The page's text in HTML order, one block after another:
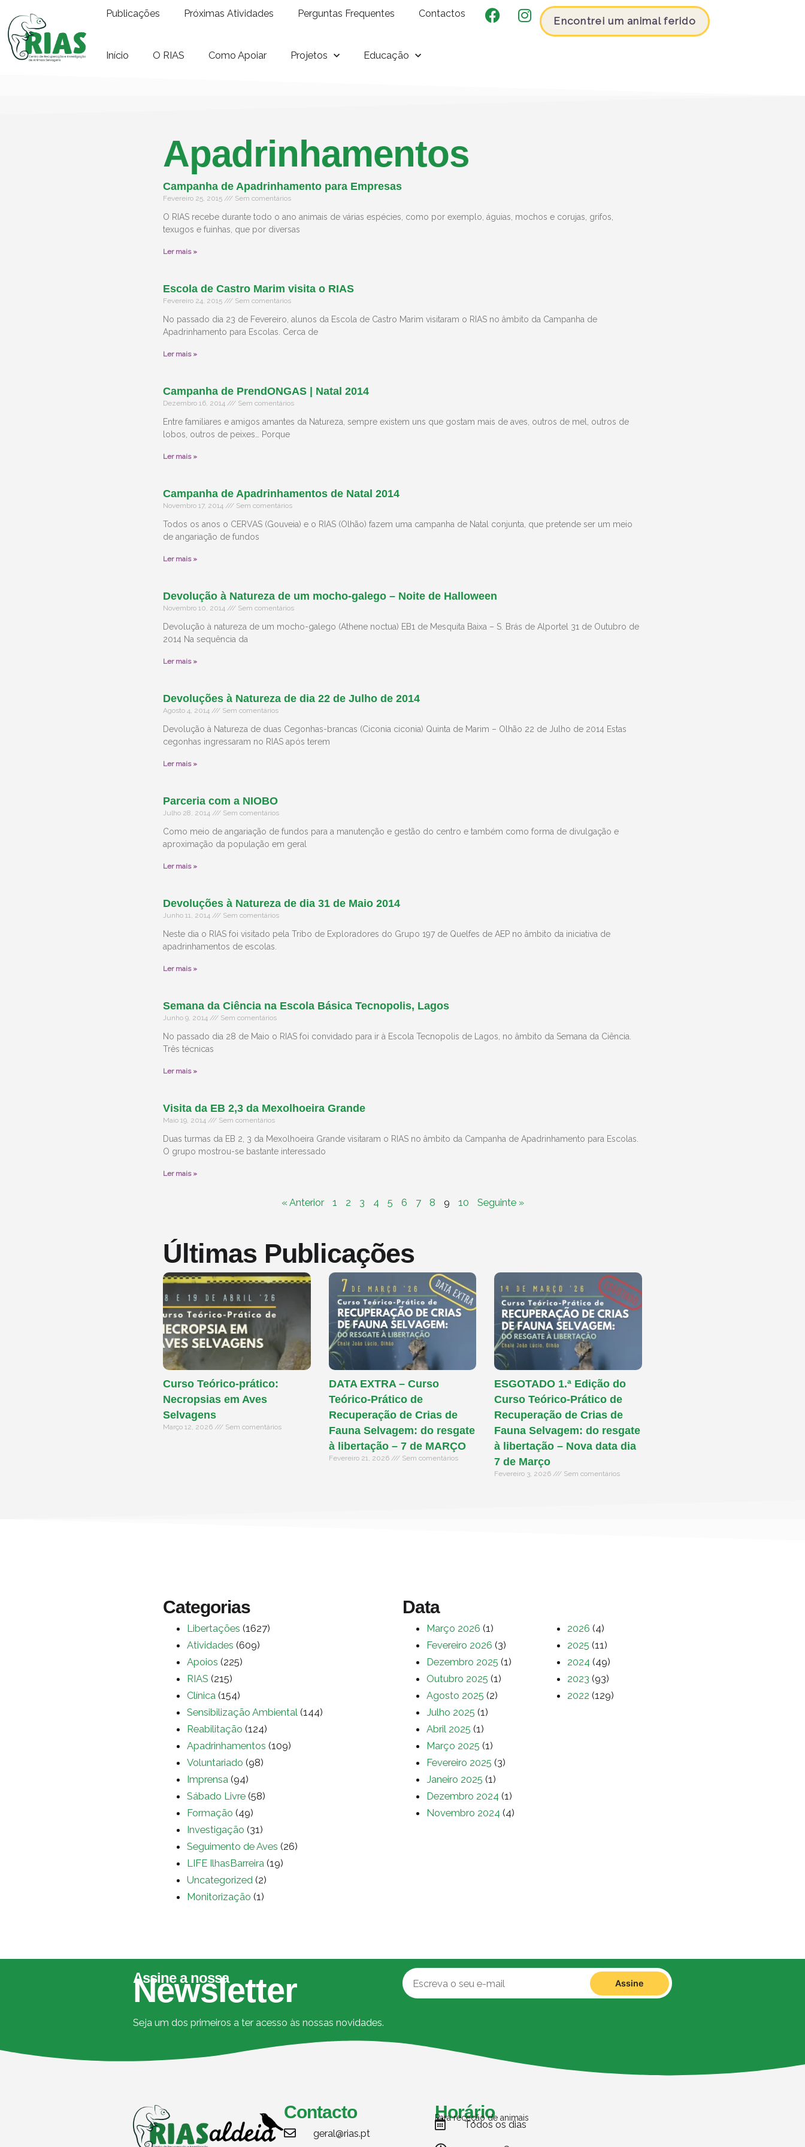
Publicações Próximas Atividades Perguntas Frequentes Contactos
Encontrei um animal ferido
Início O RIAS Como Apoiar Projetos Educação
Apadrinhamentos
Campanha de Apadrinhamento para Empresas
Fevereiro 25, 2015 Sem comentários
O RIAS recebe durante todo o ano animais de várias espécies, como por exemplo, águias, mochos e corujas, grifos,
texugos e fuinhas, que por diversas
Ler mais »
Escola de Castro Marim visita o RIAS
Fevereiro 24, 2015 Sem comentários
No passado dia 23 de Fevereiro, alunos da Escola de Castro Marim visitaram o RIAS no âmbito da Campanha de
Apadrinhamento para Escolas. Cerca de
Ler mais »
Campanha de PrendONGAS | Natal 2014
Dezembro 16, 2014 Sem comentários
Entre familiares e amigos amantes da Natureza, sempre existem uns que gostam mais de aves, outros de mel, outros de
lobos, outros de peixes… Porque
Ler mais »
Campanha de Apadrinhamentos de Natal 2014
Novembro 17, 2014 Sem comentários
Todos os anos o CERVAS (Gouveia) e o RIAS (Olhão) fazem uma campanha de Natal conjunta, que pretende ser um meio
de angariação de fundos
Ler mais »
Devolução à Natureza de um mocho-galego – Noite de Halloween
Novembro 10, 2014 Sem comentários
Devolução à natureza de um mocho-galego (Athene noctua) EB1 de Mesquita Baixa – S. Brás de Alportel 31 de Outubro de
2014 Na sequência da
Ler mais »
Devoluções à Natureza de dia 22 de Julho de 2014
Agosto 4, 2014 Sem comentários
Devolução à Natureza de duas Cegonhas-brancas (Ciconia ciconia) Quinta de Marim – Olhão 22 de Julho de 2014 Estas
cegonhas ingressaram no RIAS após terem
Ler mais »
Parceria com a NIOBO
Julho 28, 2014 Sem comentários
Como meio de angariação de fundos para a manutenção e gestão do centro e também como forma de divulgação e
aproximação da população em geral
Ler mais »
Devoluções à Natureza de dia 31 de Maio 2014
Junho 11, 2014 Sem comentários
Neste dia o RIAS foi visitado pela Tribo de Exploradores do Grupo 197 de Quelfes de AEP no âmbito da iniciativa de
apadrinhamentos de escolas.
Ler mais »
Semana da Ciência na Escola Básica Tecnopolis, Lagos
Junho 9, 2014 Sem comentários
No passado dia 28 de Maio o RIAS foi convidado para ir à Escola Tecnopolis de Lagos, no âmbito da Semana da Ciência.
Três técnicas
Ler mais »
Visita da EB 2,3 da Mexolhoeira Grande
Maio 19, 2014 Sem comentários
Duas turmas da EB 2, 3 da Mexolhoeira Grande visitaram o RIAS no âmbito da Campanha de Apadrinhamento para Escolas.
O grupo mostrou-se bastante interessado
Ler mais »
« Anterior 1 2 3 4 5 6 7 8 9 10 Seguinte »
Últimas Publicações
Curso Teórico-prático:
Necropsias em Aves
Selvagens
Março 12, 2026 Sem comentários
DATA EXTRA – Curso
Teórico-Prático de
Recuperação de Crias de
Fauna Selvagem: do resgate
à libertação – 7 de MARÇO
Fevereiro 21, 2026 Sem comentários
ESGOTADO 1.ª Edição do
Curso Teórico-Prático de
Recuperação de Crias de
Fauna Selvagem: do resgate
à libertação – Nova data dia
7 de Março
Fevereiro 3, 2026 Sem comentários
Categorias
Libertações (1627)
Atividades (609)
Apoios (225)
RIAS (215)
Clínica (154)
Sensibilização Ambiental (144)
Reabilitação (124)
Apadrinhamentos (109)
Voluntariado (98)
Imprensa (94)
Sábado Livre (58)
Formação (49)
Investigação (31)
Seguimento de Aves (26)
LIFE IlhasBarreira (19)
Uncategorized (2)
Monitorização (1)
Data
Março 2026 (1)
Fevereiro 2026 (3)
Dezembro 2025 (1)
Outubro 2025 (1)
Agosto 2025 (2)
Julho 2025 (1)
Abril 2025 (1)
Março 2025 (1)
Fevereiro 2025 (3)
Janeiro 2025 (1)
Dezembro 2024 (1)
Novembro 2024 (4)
2026 (4)
2025 (11)
2024 (49)
2023 (93)
2022 (129)
Assine a nossa
Newsletter
Seja um dos primeiros a ter acesso às nossas novidades.
Assine
Contacto
geral@rias.pt
Horário
Para receção de animais
Todos os dias